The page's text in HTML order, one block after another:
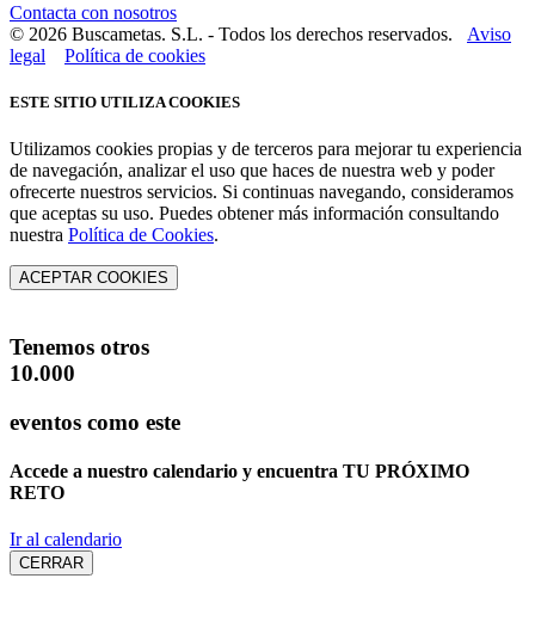
Contacta con nosotros
© 2026 Buscametas. S.L. - Todos los derechos reservados. Aviso
legal
Política de cookies
ESTE SITIO UTILIZA COOKIES
Utilizamos cookies propias y de terceros para mejorar tu experiencia
de navegación, analizar el uso que haces de nuestra web y poder
ofrecerte nuestros servicios. Si continuas navegando, consideramos
que aceptas su uso. Puedes obtener más información consultando
nuestra Política de Cookies.
ACEPTAR COOKIES
Tenemos otros
10.000
eventos como este
Accede a nuestro calendario y encuentra TU PRÓXIMO
RETO
Ir al calendario
CERRAR